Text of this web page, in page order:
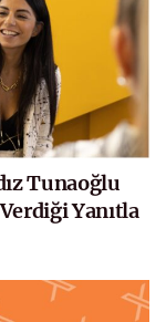
Tunaoğlu
Yanıtla